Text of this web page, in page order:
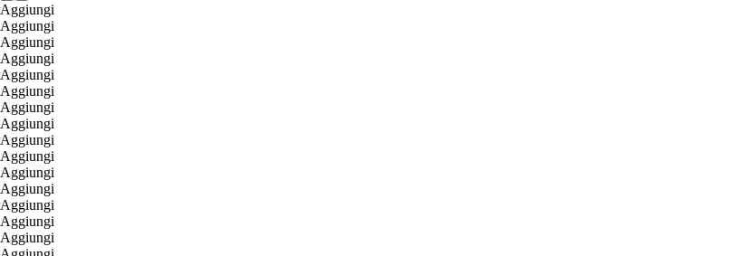
Aggiungi
Aggiungi
Aggiungi
Aggiungi
Aggiungi
Aggiungi
Aggiungi
Aggiungi
Aggiungi
Aggiungi
Aggiungi
Aggiungi
Aggiungi
Aggiungi
Aggiungi